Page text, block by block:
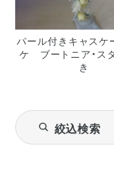
パール付きキャスケ
ケ ブートニア・ス
き
絞込検索